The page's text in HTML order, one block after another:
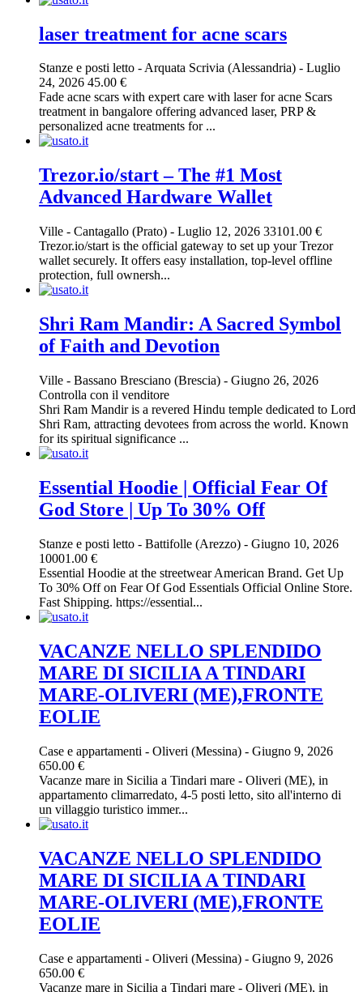
laser treatment for acne scars​
Stanze e posti letto -Arquata Scrivia (Alessandria) - Luglio
24, 2026 45.00 €
Fade acne scars with expert care with laser for acne Scars
treatment in bangalore offering advanced laser, PRP &
personalized acne treatments for ...
Trezor.io/start – The #1 Most
Advanced Hardware Wallet
Ville - Cantagallo (Prato) - Luglio 12, 2026 33101.00 €
Trezor.io/start is the official gateway to set up your Trezor
wallet securely. It offers easy installation, top-level offline
protection, full ownersh...
Shri Ram Mandir: A Sacred Symbol
of Faith and Devotion
Ville - Bassano Bresciano (Brescia) - Giugno 26, 2026
Controlla con il venditore
Shri Ram Mandir is a revered Hindu temple dedicated to Lord
Shri Ram, attracting devotees from across the world. Known
for its spiritual significance ...
Essential Hoodie | Official Fear Of
God Store | Up To 30% Off
Stanze e posti letto - Battifolle (Arezzo) - Giugno 10, 2026
10001.00 €
Essential Hoodie at the streetwear American Brand. Get Up
To 30% Off on Fear Of God Essentials Official Online Store.
Fast Shipping. https://essential...
VACANZE NELLO SPLENDIDO
MARE DI SICILIA A TINDARI
MARE-OLIVERI (ME),FRONTE
EOLIE
Case e appartamenti - Oliveri (Messina) - Giugno 9, 2026
650.00 €
Vacanze mare in Sicilia a Tindari mare - Oliveri (ME), in
appartamento climarredato, 4-5 posti letto, sito all'interno di
un villaggio turistico immer...
VACANZE NELLO SPLENDIDO
MARE DI SICILIA A TINDARI
MARE-OLIVERI (ME),FRONTE
EOLIE
Case e appartamenti - Oliveri (Messina) - Giugno 9, 2026
650.00 €
Vacanze mare in Sicilia a Tindari mare - Oliveri (ME), in